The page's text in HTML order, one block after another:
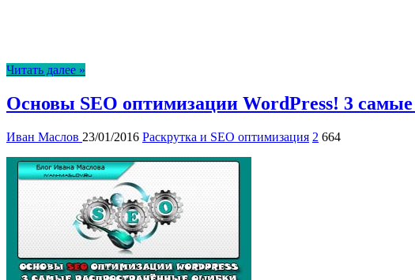
Читать далее »
Основы SEO оптимизации WordPress! 3
Иван Маслов 23/01/2016 Раскрутка и SEO оптимизация 2 664